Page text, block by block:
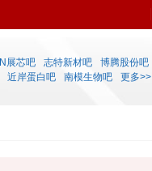
N展芯吧 志特新材吧 博腾股份吧
近岸蛋白吧 南模生物吧 更多>>